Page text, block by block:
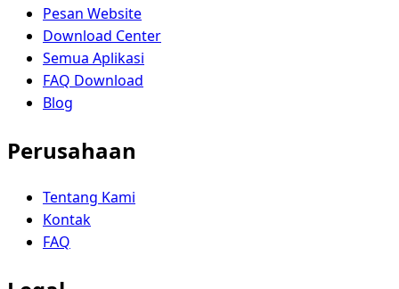
Pesan Website
Download Center
Semua Aplikasi
FAQ Download
Blog
Perusahaan
Tentang Kami
Kontak
FAQ